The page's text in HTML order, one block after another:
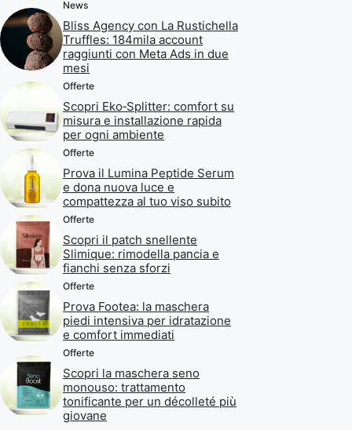
News
Bliss Agency con La Rustichella
Truffles: 184mila account
raggiunti con Meta Ads in due
mesi
Offerte
Scopri Eko‑Splitter: comfort su
misura e installazione rapida
per ogni ambiente
Offerte
Prova il Lumina Peptide Serum
e dona nuova luce e
compattezza al tuo viso subito
Offerte
Scopri il patch snellente
Slimique: rimodella pancia e
fianchi senza sforzi
Offerte
Prova Footea: la maschera
piedi intensiva per idratazione
e comfort immediati
Offerte
Scopri la maschera seno
monouso: trattamento
tonificante per un décolleté più
giovane